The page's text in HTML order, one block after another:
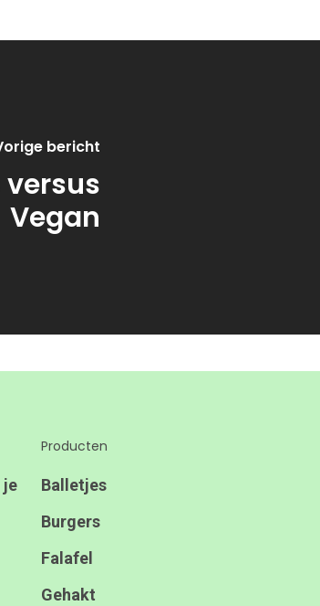
bericht
Vegan
je
Producten
Balletjes
Burgers
Falafel
Gehakt